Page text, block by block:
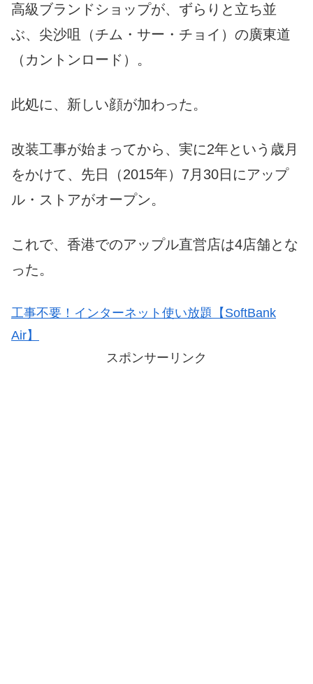
高級ブランドショップが、ずらりと立ち並
ぶ、尖沙咀（チム・サー・チョイ）の廣東道
（カントンロード）。
此処に、新しい顔が加わった。
改装工事が始まってから、実に2年という歳月
をかけて、先日（2015年）7月30日にアップ
ル・ストアがオープン。
これで、香港でのアップル直営店は4店舗とな
った。
工事不要！インターネット使い放題【SoftBank
Air】
スポンサーリンク